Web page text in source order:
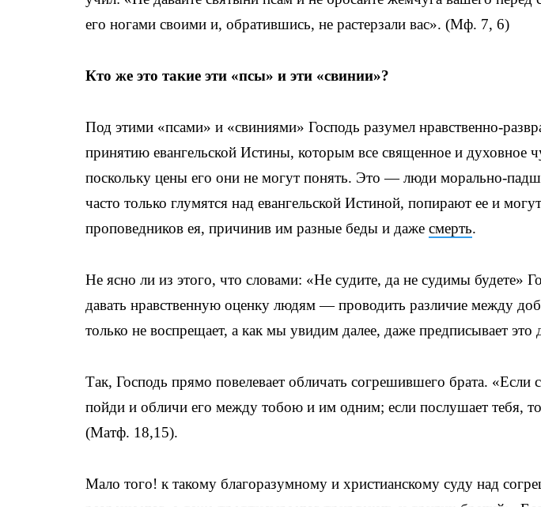
его ногами своими и, обратившись, не растерзали вас». (Мф. 7, 6)
Кто же это такие эти «псы» и эти «свинии»?
Под этими «псами» и «свиниями» Господь разумел нравственно-
принятию евангельской Истины, которым все священное и духовное
поскольку цены его они не могут понять. Это — люди морально-
часто только глумятся над евангельской Истиной, попирают ее и
проповедников ея, причинив им разные беды и даже смерть.
Не ясно ли из этого, что словами: «Не судите, да не судимы будете»
давать нравственную оценку людям — проводить различие между
только не воспрещает, а как мы увидим далее, даже предписывает это
Так, Господь прямо повелевает обличать согрешившего брата. «Если
пойди и обличи его между тобою и им одним; если послушает тебя,
(Матф. 18,15).
Мало того! к такому благоразумному и христианскому суду над